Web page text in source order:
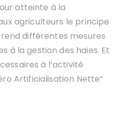
atteinte à la
agriculteurs le principe
différentes mesures
à la gestion des haies. Et
à l’activité
Artificialisation Nette”